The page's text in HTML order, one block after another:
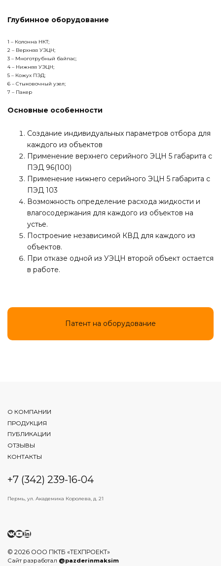
Глубинное оборудование
1 – Колонна НКТ;
2 – Верхняя УЭЦН;
3 – Многотрубный байпас;
4 – Нижняя УЭЦН;
5 – Кожух ПЭД;
6 – Стыковочный узел;
7 – Пакер
Основные особенности
Создание индивидуальных параметров отбора для
каждого из объектов
Применение верхнего серийного ЭЦН 5 габарита с
ПЭД 96(100)
Применение нижнего серийного ЭЦН 5 габарита с
ПЭД 103
Возможность определение расхода жидкости и
влагосодержания для каждого из объектов на
устье.
Построение независимой КВД для каждого из
объектов.
При отказе одной из УЭЦН второй объект остается
в работе.
Патент на оборудование
О КОМПАНИИ
ПРОДУКЦИЯ
ПУБЛИКАЦИИ
ОТЗЫВЫ
КОНТАКТЫ
+7 (342) 239-16-04
Пермь, ул. Академика Королева, д. 21
ВКонтакте
YouTube
LinkedIn
© 2026 ООО ПКТБ «ТЕХПРОЕКТ»
Сайт разработал @pazderinmaksim